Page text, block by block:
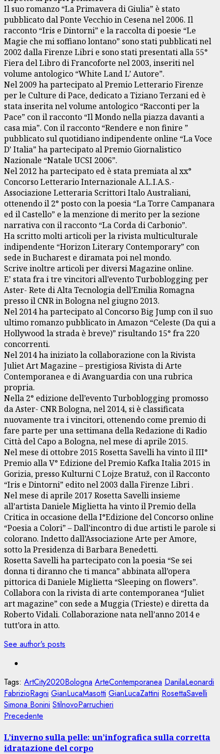
Il suo romanzo “La Primavera di Giulia” è stato
pubblicato dal Ponte Vecchio in Cesena nel 2006. Il
racconto “Iris e Dintorni” e la raccolta di poesie “Le
Magie che mi soffiano lontano” sono stati pubblicati nel
2002 dalla Firenze Libri e sono stati presentati alla 55°
Fiera del Libro di Francoforte nel 2003, inseriti nel
volume antologico “White Land L’ Autore”.
Nel 2009 ha partecipato al Premio Letterario Firenze
per le Culture di Pace, dedicato a Tiziano Terzani ed è
stata inserita nel volume antologico “Racconti per la
Pace” con il racconto “Il Mondo nella piazza davanti a
casa mia”. Con il racconto “Rendere e non finire ”
pubblicato sul quotidiano indipendente online “La Voce
D’ Italia” ha partecipato al Premio Giornalistico
Nazionale “Natale UCSI 2006”.
Nel 2012 ha partecipato ed è stata premiata al xx°
Concorso Letterario Internazionale A.L.I.A.S.-
Associazione Letteraria Scrittori Italo Australiani,
ottenendo il 2° posto con la poesia “La Torre Campanara
ed il Castello” e la menzione di merito per la sezione
narrativa con il racconto “La Corda di Carbonio”.
Ha scritto molti articoli per la rivista multiculturale
indipendente “Horizon Literary Contemporary” con
sede in Bucharest e diramata poi nel mondo.
Scrive inoltre articoli per diversi Magazine online.
E’ stata fra i tre vincitori all’evento Turboblogging per
Aster- Rete di Alta Tecnologia dell’Emilia Romagna
presso il CNR in Bologna nel giugno 2013.
Nel 2014 ha partecipato al Concorso Big Jump con il suo
ultimo romanzo pubblicato in Amazon “Celeste (Da qui a
Hollywood la strada è breve)” risultando 15° fra 220
concorrenti.
Nel 2014 ha iniziato la collaborazione con la Rivista
Juliet Art Magazine – prestigiosa Rivista di Arte
Contemporanea e di Avanguardia con una rubrica
propria.
Nella 2° edizione dell’evento Turboblogging promosso
da Aster- CNR Bologna, nel 2014, si è classificata
nuovamente tra i vincitori, ottenendo come premio di
fare parte per una settimana della Redazione di Radio
Città del Capo a Bologna, nel mese di aprile 2015.
Nel mese di ottobre 2015 Rosetta Savelli ha vinto il III°
Premio alla V° Edizione del Premio Kafka Italia 2015 in
Gorizia, presso Kulturni C Lojze Bratuž, con il Racconto
“Iris e Dintorni” edito nel 2003 dalla Firenze Libri .
Nel mese di aprile 2017 Rosetta Savelli insieme
all’artista Daniele Miglietta ha vinto il Premio della
Critica in occasione della I°Edizione del Concorso online
“Poesia a Colori” – Dall’incontro di due artisti le parole si
colorano. Indetto dall’Associazione Arte per Amore,
sotto la Presidenza di Barbara Benedetti.
Rosetta Savelli ha partecipato con la poesia “Se sei
donna ti diranno che ti manca” abbinata all’opera
pittorica di Daniele Miglietta “Sleeping on flowers”.
Collabora con la rivista di arte contemporanea “Juliet
art magazine” con sede a Muggia (Trieste) e diretta da
Roberto Vidali. Collaborazione nata nell’anno 2014 e
tutt’ora in atto.
See author's posts
Tags: ArtCity2020Bologna ArteContemporanea DanilaLeonardi
FabrizioRagni GianLucaMasotti GianLucaZattini RosettaSavelli
Simona Bonini StilnovoParruchieri
Navigazione
articolo
Precedente
L’inverno sulla pelle: un’infografica sulla corretta
idratazione del corpo